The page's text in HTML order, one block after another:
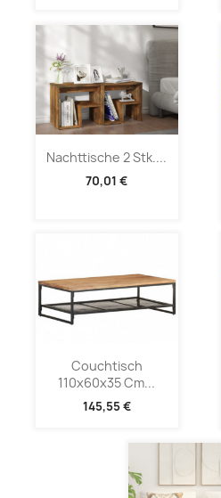
Nachttische 2 Stk....
70,01 €
Couchtisch
110x60x35 Cm...
145,55 €